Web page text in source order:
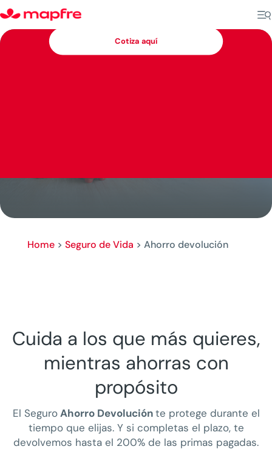
Cotiza aquí
Home> Seguro de Vida > Ahorro devolución
Cuida a los que más quieres,
mientras ahorras con
propósito
El SeguroAhorro Devoluciónte protege durante el
tiempo que elijas. Y si completas el plazo, te
devolvemos hasta el 200% de las primas pagadas.